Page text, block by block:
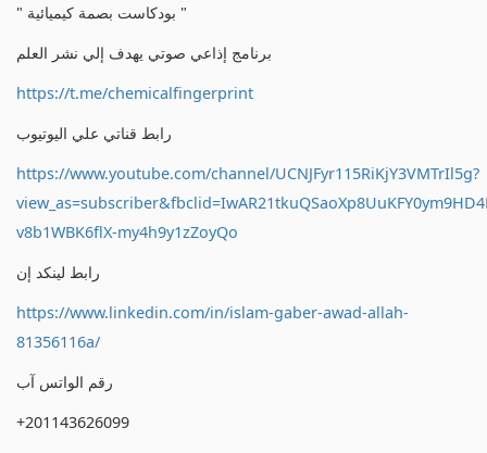
" بودكاست بصمة كيميائية "
برنامج إذاعي صوتي يهدف إلي نشر العلم
https://t.me/chemicalfingerprint
رابط قناتي علي اليوتيوب
https://www.youtube.com/channel/UCNJFyr115RiKjY3VMTrIl5g?
v8b1WBK6flX-my4h9y1zZoyQo
رابط لينكد إن
https://www.linkedin.com/in/islam-gaber-awad-allah-
81356116a/
رقم الواتس آب
+201143626099